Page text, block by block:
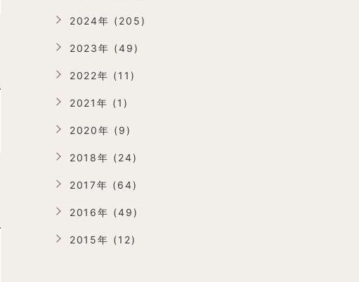
2024年 (205)
2023年 (49)
2022年 (11)
2021年 (1)
2020年 (9)
2018年 (24)
2017年 (64)
2016年 (49)
2015年 (12)